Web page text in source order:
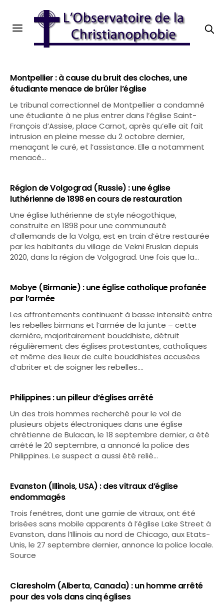
Montpellier : à cause du bruit des cloches, une
étudiante menace de brûler l’église
Le tribunal correctionnel de Montpellier a condamné
une étudiante à ne plus entrer dans l’église Saint-
François d’Assise, place Carnot, après qu’elle ait fait
intrusion en pleine messe du 2 octobre dernier,
menaçant le curé, et l’assistance. Elle a notamment
menacé…
Région de Volgograd (Russie) : une église
luthérienne de 1898 en cours de restauration
Une église luthérienne de style néogothique,
construite en 1898 pour une communauté
d’allemands de la Volga, est en train d’être restaurée
par les habitants du village de Vekni Eruslan depuis
2020, dans la région de Volgograd. Une fois que la…
Mobye (Birmanie) : une église catholique profanée
par l’armée
Les affrontements continuent à basse intensité entre
les rebelles birmans et l’armée de la junte – cette
dernière, majoritairement bouddhiste, détruit
régulièrement des églises protestantes, catholiques
et même des lieux de culte bouddhistes accusées
d’abriter et de soigner les rebelles.…
Philippines : un pilleur d’églises arrêté
Un des trois hommes recherché pour le vol de
plusieurs objets électroniques dans une église
chrétienne de Bulacan, le 18 septembre dernier, a été
arrêté le 20 septembre, a annoncé la police des
Philippines. Le suspect a aussi été relié…
Evanston (Illinois, USA) : des vitraux d’église
endommagés
Trois fenêtres, dont une garnie de vitraux, ont été
brisées sans mobile apparents à l’église Lake Street à
Evanston, dans l’Illinois au nord de Chicago, aux Etats-
Unis, le 27 septembre dernier, annonce la police locale.
Source
Claresholm (Alberta, Canada) : un homme arrêté
pour des vols dans cinq églises